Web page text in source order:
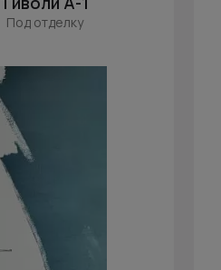
Под отделку